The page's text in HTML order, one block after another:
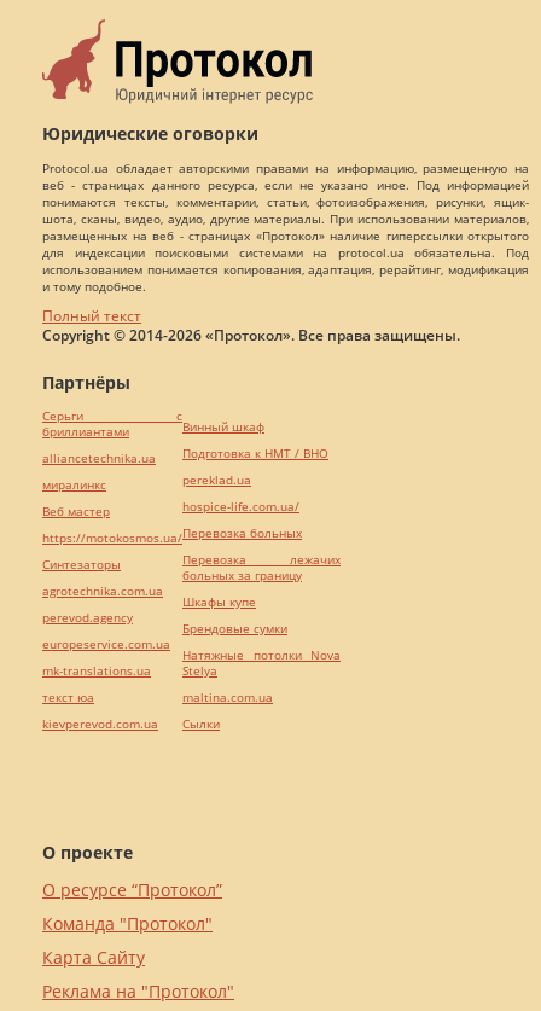
Юридические оговорки
Protocol.ua обладает авторскими правами на информацию, размещенную на
веб - страницах данного ресурса, если не указано иное. Под информацией
понимаются тексты, комментарии, статьи, фотоизображения, рисунки, ящик-
шота, сканы, видео, аудио, другие материалы. При использовании материалов,
размещенных на веб - страницах «Протокол» наличие гиперссылки открытого
для индексации поисковыми системами на protocol.ua обязательна. Под
использованием понимается копирования, адаптация, рерайтинг, модификация
и тому подобное.
Полный текст
Copyright © 2014-2026 «Протокол». Все права защищены.
О проекте
О ресурсе “Протокол”
Команда "Протокол"
Карта Сайту
Реклама на "Протокол"
Партнёры
Серьги с
бриллиантами
alliancetechnika.ua
миралинкс
Веб мастер
https://motokosmos.ua/
Синтезаторы
agrotechnika.com.ua
perevod.agency
europeservice.com.ua
mk-translations.ua
текст юа
kievperevod.com.ua
Винный шкаф
Подготовка к НМТ / ВНО
pereklad.ua
hospice-life.com.ua/
Перевозка больных
Перевозка лежачих
больных за границу
Шкафы купе
Брендовые сумки
Натяжные потолки Nova
Stelya
maltina.com.ua
Cылки